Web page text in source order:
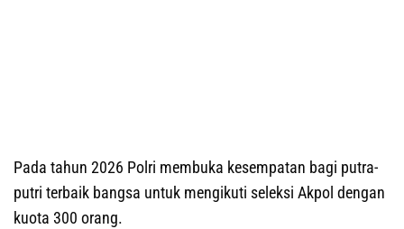
Pada tahun 2026 Polri membuka kesempatan bagi putra-
putri terbaik bangsa untuk mengikuti seleksi Akpol dengan
kuota 300 orang.